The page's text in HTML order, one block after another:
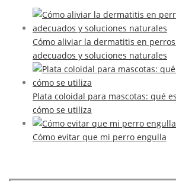
Cómo aliviar la dermatitis en
adecuados y soluciones naturales
Plata coloidal para mascotas: qué
cómo se utiliza
Cómo evitar que mi perro engulla